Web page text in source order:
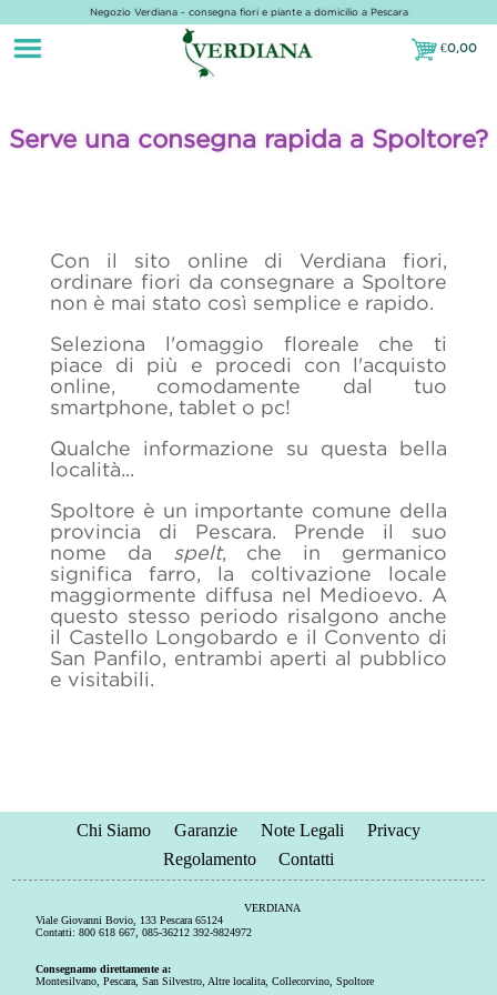
Negozio Verdiana - consegna fiori e piante a domicilio a Pescara
€0,00
€0,00
Serve una consegna rapida a Spoltore?
Con il sito online di Verdiana fiori,
ordinare fiori da consegnare a Spoltore
non è mai stato così semplice e rapido.
Seleziona l'omaggio floreale che ti
piace di più e procedi con l'acquisto
online, comodamente dal tuo
smartphone, tablet o pc!
Qualche informazione su questa bella
località...
Spoltore è un importante comune della
provincia di Pescara. Prende il suo
nome da spelt, che in germanico
significa farro, la coltivazione locale
maggiormente diffusa nel Medioevo. A
questo stesso periodo risalgono anche
il Castello Longobardo e il Convento di
San Panfilo, entrambi aperti al pubblico
e visitabili.
Chi Siamo Garanzie Note Legali
Privacy
Regolamento
Contatti
VERDIANA
Viale Giovanni Bovio, 133 Pescara 65124
Contatti: 800 618 667, 085-36212 392-9824972
Consegnamo direttamente a:
Montesilvano ,Pescara ,San Silvestro Altre localita ,Collecorvino ,Spoltore